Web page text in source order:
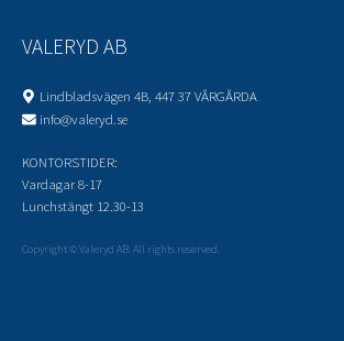
VALERYD AB
Lindbladsvägen 4B, 447 37 VÅRGÅRDA
info@valeryd.se
KONTORSTIDER:
Vardagar 8-17
Lunchstängt 12.30-13
Copyright © Valeryd AB. All rights reserved.